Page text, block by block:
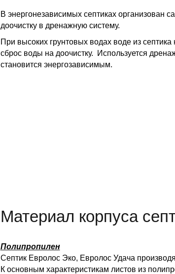
В энергонезависимых септиках организован
доочистку в дренажную систему.
При высоких грунтовых водах воде из
сброс воды на доочистку. Используется
становится энергозависимым.
Материал корпуса
Полипропилен
Септик Евролос Эко, Евролос Удача
К основным характеристикам листов из